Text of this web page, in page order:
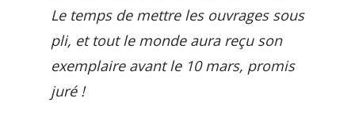
Le temps de mettre les ouvrages sous
pli, et tout le monde aura reçu son
exemplaire avant le 10 mars, promis
juré !